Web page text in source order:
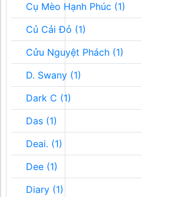
Cụ Mèo Hạnh Phúc (1)
Củ Cải Đỏ (1)
Cửu Nguyệt Phách (1)
D. Swany (1)
Dark C (1)
Das (1)
Deai. (1)
Dee (1)
Diary (1)